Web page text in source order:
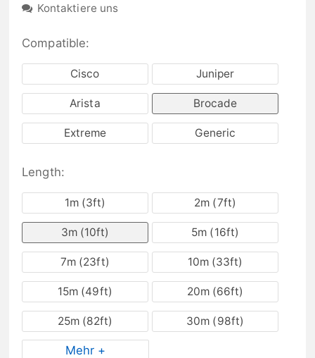
Kontaktiere uns
Compatible:
Cisco Juniper
Arista Brocade
Extreme Generic
Length:
1m (3ft) 2m (7ft)
3m (10ft) 5m (16ft)
7m (23ft) 10m (33ft)
15m (49ft) 20m (66ft)
25m (82ft) 30m (98ft)
Mehr +